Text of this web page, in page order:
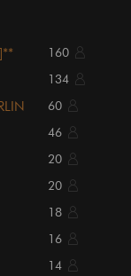
160
134
60
46
20
20
18
16
14